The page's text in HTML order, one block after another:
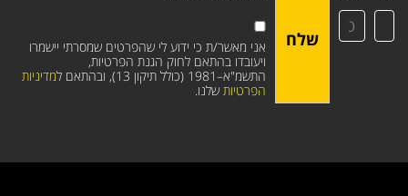
אני מאשר/ת כי ידוע לי שהפרטים שמסרתי יישמרו
ויעובדו בהתאם לחוק הגנת הפרטיות,
התשמ"א–1981 (כולל תיקון 13), ובהתאם ל
מדיניות
הפרטיות שלנו.
שלח